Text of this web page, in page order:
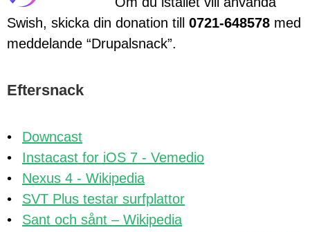
Swish, skicka din donation till 0721-648578 med
meddelande “Drupalsnack”.
Eftersnack
Downcast
Instacast for iOS 7 - Vemedio
Nexus 4 - Wikipedia
SVT Plus testar surfplattor
Sant och sånt – Wikipedia